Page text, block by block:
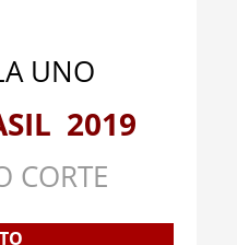
UNO
2019
CORTE